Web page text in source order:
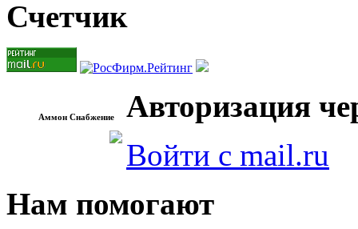
Счетчик
Аммон Снабжение
Авторизация
Войти с mail.ru
Нам помогают